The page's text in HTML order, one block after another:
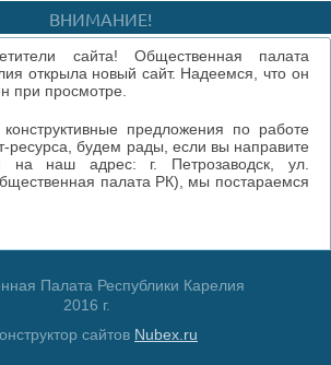
ВНИМАНИЕ!
сайта! Общественная палата
открыла новый сайт. Надеемся, что он
при просмотре.
предложения по работе
ресурса, будем рады, если вы направите
на наш адрес: г. Петрозаводск, ул.
палата РК), мы постараемся
Палата Республики Карелия
2016 г.
сайтов Nubex.ru